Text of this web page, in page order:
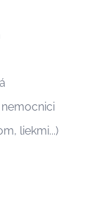
liekmi...)